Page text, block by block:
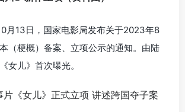
月13日，国家电影局发布关于2023年8
（梗概）备案、立项公示的通知。由陆
女儿》首次曝光。